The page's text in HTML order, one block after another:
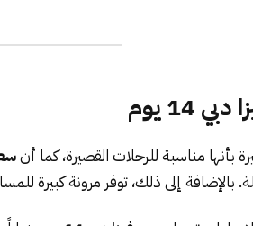
14 يوم
بأنها مناسبة للرحلات القصيرة، كما أن
بالإضافة إلى ذلك، توفر مرونة كبيرة